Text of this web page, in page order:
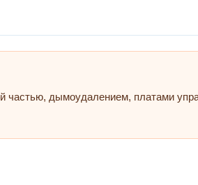
частью, дымоудалением, платами